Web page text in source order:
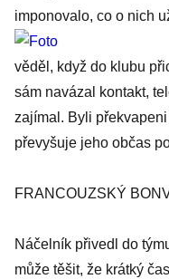
imponovalo, co o nich
věděl, když do klubu
sám navázal kontakt,
zajímal. Byli
převyšuje jeho občas
FRANCOUZSKÝ
Náčelník přivedl do
může těšit, že krátký